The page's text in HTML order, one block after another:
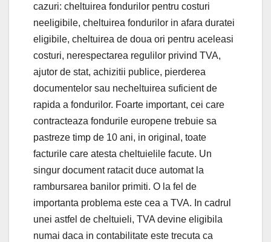
cazuri: cheltuirea fondurilor pentru costuri
neeligibile, cheltuirea fondurilor in afara duratei
eligibile, cheltuirea de doua ori pentru aceleasi
costuri, nerespectarea regulilor privind TVA,
ajutor de stat, achizitii publice, pierderea
documentelor sau necheltuirea suficient de
rapida a fondurilor. Foarte important, cei care
contracteaza fondurile europene trebuie sa
pastreze timp de 10 ani, in original, toate
facturile care atesta cheltuielile facute. Un
singur document ratacit duce automat la
rambursarea banilor primiti. O la fel de
importanta problema este cea a TVA. In cadrul
unei astfel de cheltuieli, TVA devine eligibila
numai daca in contabilitate este trecuta ca